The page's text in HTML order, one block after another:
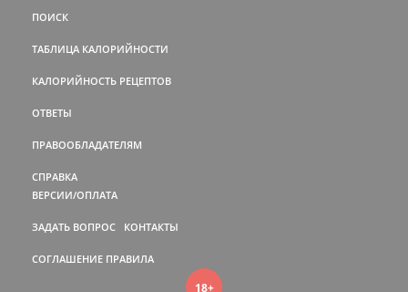
ПОИСК
ТАБЛИЦА КАЛОРИЙНОСТИ
КАЛОРИЙНОСТЬ РЕЦЕПТОВ
ОТВЕТЫ
ПРАВООБЛАДАТЕЛЯМ
СПРАВКА
ВЕРСИИ/ОПЛАТА
ЗАДАТЬ ВОПРОС КОНТАКТЫ
СОГЛАШЕНИЕ ПРАВИЛА
18+